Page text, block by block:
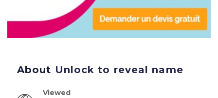
About Unlock to reveal name
Viewed